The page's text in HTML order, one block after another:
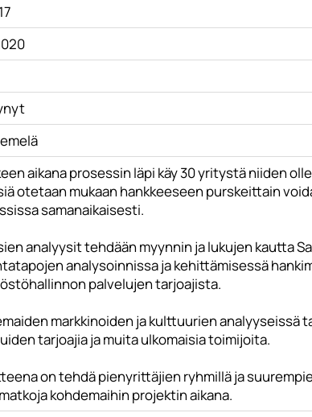
aikana prosessin läpi käy 30 yritystä niiden
otetaan mukaan hankkeeseen purskeittain
samanaikaisesti.
analyysit tehdään myynnin ja lukujen kautta
analysoinnissa ja kehittämisessä
palvelujen tarjoajista.
markkinoiden ja kulttuurien
tarjoajia ja muita ulkomaisia toimijoita.
on tehdä pienyrittäjien ryhmillä ja
kohdemaihin projektin aikana.